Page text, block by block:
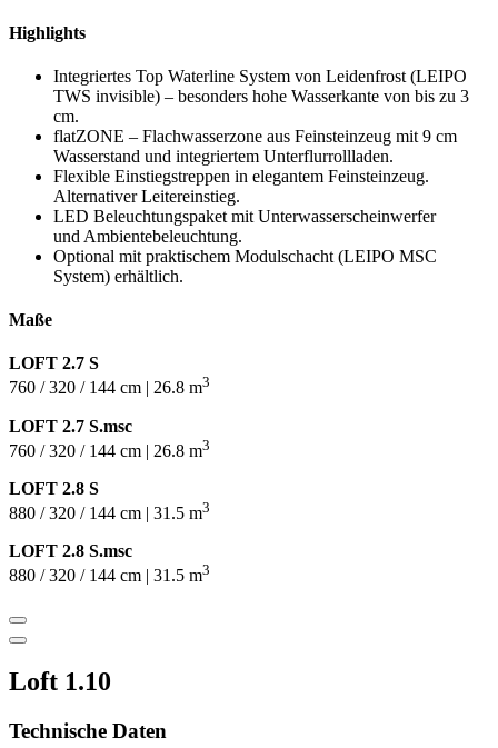
Highlights
Integriertes Top Waterline System von Leidenfrost (LEIPO
TWS invisible) – besonders hohe Wasserkante von bis zu 3
cm.
flatZONE – Flachwasserzone aus Feinsteinzeug mit 9 cm
Wasserstand und integriertem Unterflurrollladen.
Flexible Einstiegstreppen in elegantem Feinsteinzeug.
Alternativer Leitereinstieg.
LED Beleuchtungspaket mit Unterwasserscheinwerfer
und Ambientebeleuchtung.
Optional mit praktischem Modulschacht (LEIPO MSC
System) erhältlich.
Maße
LOFT 2.7 S
760 / 320 / 144 cm | 26.8 m3
LOFT 2.7 S.msc
760 / 320 / 144 cm | 26.8 m3
LOFT 2.8 S
880 / 320 / 144 cm | 31.5 m3
LOFT 2.8 S.msc
880 / 320 / 144 cm | 31.5 m3
Loft 1.10
Technische Daten